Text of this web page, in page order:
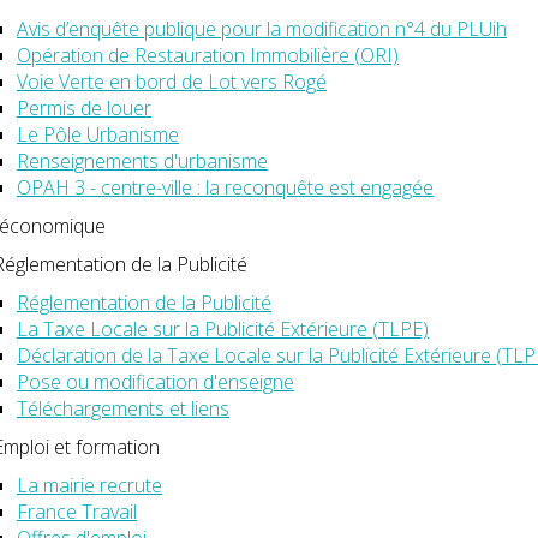
Avis d’enquête publique pour la modification n°4 du PLUih
Opération de Restauration Immobilière (ORI)
Voie Verte en bord de Lot vers Rogé
Permis de louer
Le Pôle Urbanisme
Renseignements d'urbanisme
OPAH 3 - centre-ville : la reconquête est engagée
de la Publicité
Réglementation de la Publicité
La Taxe Locale sur la Publicité Extérieure (TLPE)
Déclaration de la Taxe Locale sur la Publicité Extérieure
Pose ou modification d'enseigne
Téléchargements et liens
et formation
La mairie recrute
France Travail